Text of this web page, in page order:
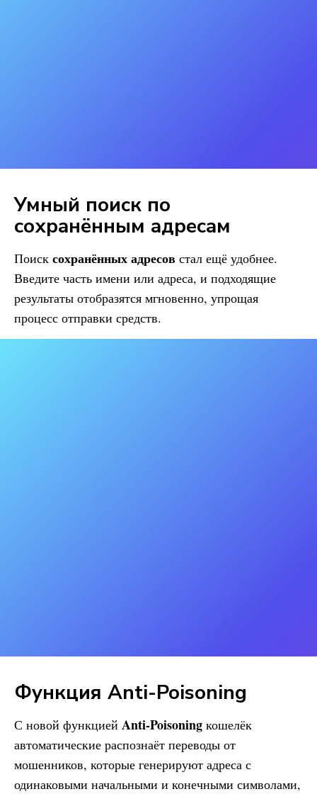
Умный поиск по
сохранённым адресам
Поиск сохранённых адресов стал ещё удобнее.
Введите часть имени или адреса, и подходящие
результаты отобразятся мгновенно, упрощая
процесс отправки средств.
Функция Anti-Poisoning
С новой функцией Anti-Poisoning кошелёк
автоматические распознаёт переводы от
мошенников, которые генерируют адреса с
одинаковыми начальными и конечными символами,